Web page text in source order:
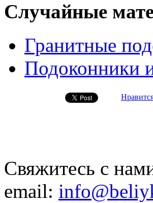
Случайные
Гранитные
Подоконники
Свяжитесь с
email: